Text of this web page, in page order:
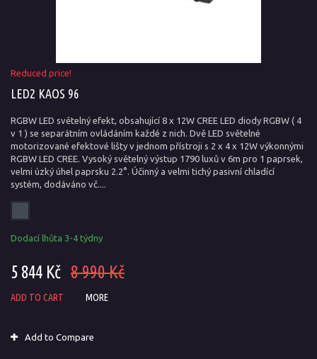
Reduced price!
LED2 KAOS 96
RGBW LED světelný efekt, obsahující 8 x 12W CREE LED diody RGBW ( 4
v 1 ) se separátním ovládáním každé z nich. Dvě LED světelné
motorizované efektové lišty v jednom přístroji s 2 x 4 x 12W výkonnými
RGBW LED CREE. Vysoký světelný výstup 1790 luxů v 6m pro 1 paprsek,
velmi úzký úhel paprsku 2.2°. Účinný a velmi tichý pasivní chladící
systém, dodáváno vč....
Dodací lhůta 3-4 týdny
5 844 Kč 8 990 Kč
ADD TO CART MORE
Add to Compare